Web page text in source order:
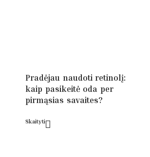
Pradėjau naudoti retinolį:
kaip pasikeitė oda per
pirmąsias savaites?
Skaityti